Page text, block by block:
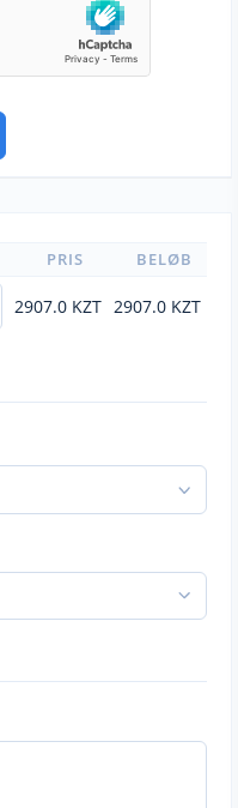
PRIS BELØB
2907.0 KZT 2907.0 KZT